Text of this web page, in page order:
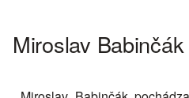
Miroslav Babinčák